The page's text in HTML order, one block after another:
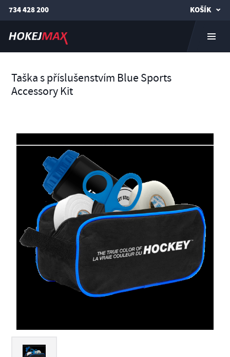
734 428 200 KOŠÍK
Taška s příslušenstvím Blue Sports
Accessory Kit